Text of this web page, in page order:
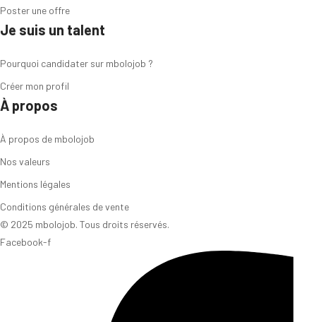
Poster une offre
Je suis un talent
Pourquoi candidater sur mbolojob ?
Créer mon profil
À propos
À propos de mbolojob
Nos valeurs
Mentions légales
Conditions générales de vente
© 2025 mbolojob. Tous droits réservés.
Facebook-f